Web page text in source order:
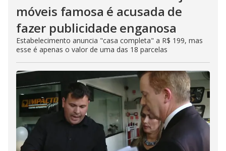
móveis famosa é acusada de
fazer publicidade enganosa
Estabelecimento anuncia "casa completa" a R$ 199, mas
esse é apenas o valor de uma das 18 parcelas